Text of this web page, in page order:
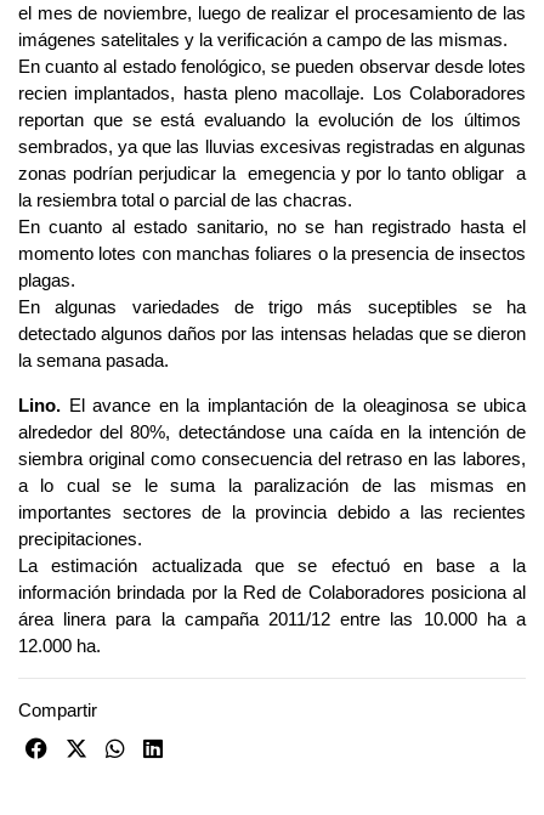
el mes de noviembre, luego de realizar el procesamiento de las
imágenes satelitales y la verificación a campo de las mismas.
En cuanto al estado fenológico, se pueden observar desde lotes
recien implantados, hasta pleno macollaje. Los Colaboradores
reportan que se está evaluando la evolución de los últimos
sembrados, ya que las lluvias excesivas registradas en algunas
zonas podrían perjudicar la emegencia y por lo tanto obligar a
la resiembra total o parcial de las chacras.
En cuanto al estado sanitario, no se han registrado hasta el
momento lotes con manchas foliares o la presencia de insectos
plagas.
En algunas variedades de trigo más suceptibles se ha
detectado algunos daños por las intensas heladas que se dieron
la semana pasada.
Lino. El avance en la implantación de la oleaginosa se ubica
alrededor del 80%, detectándose una caída en la intención de
siembra original como consecuencia del retraso en las labores,
a lo cual se le suma la paralización de las mismas en
importantes sectores de la provincia debido a las recientes
precipitaciones.
La estimación actualizada que se efectuó en base a la
información brindada por la Red de Colaboradores posiciona al
área linera para la campaña 2011/12 entre las 10.000 ha a
12.000 ha.
Compartir